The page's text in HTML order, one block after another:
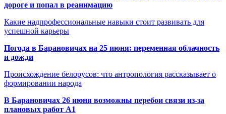
дороге и попал в реанимацию
Какие надпрофессиональные навыки стоит развивать для
успешной карьеры
Погода в Барановичах на 25 июня: переменная облачность
и дожди
Происхождение белорусов: что антропология рассказывает о
формировании народа
В Барановичах 26 июня возможны перебои связи из-за
плановых работ A1